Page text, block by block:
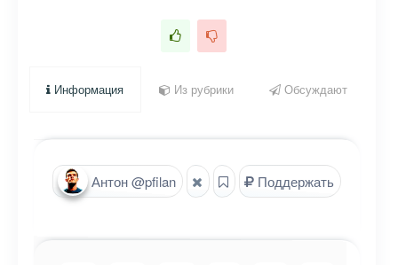
Информация Из рубрики Обсуждают
Антон @pfilan Поддержать